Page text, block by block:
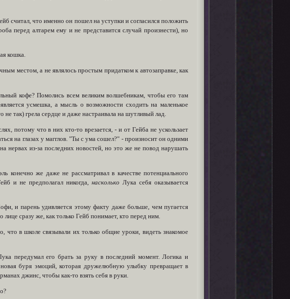
считал, что именно он пошел на уступки и согласился положить
перед алтарем ему и не представится случай произнести), но
кошка.
местом, а не являлось простым придатком к автозаправке, как
кофе? Помолись всем великим волшебникам, чтобы его там
усмешка, а мысль о возможности сходить на маленькое
не так) грела сердце и даже настраивала на шутливый лад.
потому что в них кто-то врезается, - и от Гейба не ускользает
на глазах у магглов. "Ты с ума сошел?" - произносит он одними
нервах из-за последних новостей, но это же не повод нарушать
конечно же даже не рассматривал в качестве потенциального
и не предполагал никогда,насколько Лука себя оказывается
и парень удивляется этому факту даже больше, чем пугается
сразу же, как только Гейб понимает, кто перед ним.
в школе связывали их только общие уроки, видеть знакомое
передумал его брать за руку в последний момент. Логика и
буря эмоций, которая дружелюбную улыбку превращает в
джинс, чтобы как-то взять себя в руки.